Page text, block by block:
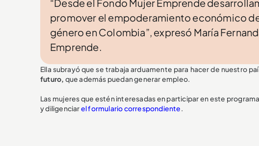
“Desde el Fondo Mujer Emprende
promover el empoderamiento económico
género en Colombia”, expresó María
Emprende.
Ella subrayó que se trabaja arduamente para hacer de nuestro
futuro, que además puedan generar empleo.
Las mujeres que estén interesadas en participar en este
y diligenciarel formulario correspondiente.